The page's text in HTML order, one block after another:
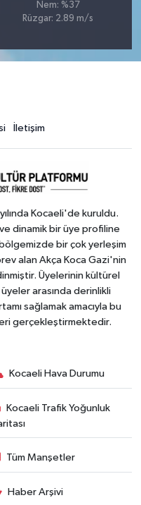
Nem: %37
Rüzgar: 2.89 m/s
İletişim
Kocaeli'de kuruldu.
dinamik bir üye profiline
bir çok yerleşim
alan Akça Koca Gazi'nin
Üyelerinin kültürel
arasında derinlikli
sağlamak amacıyla bu
gerçekleştirmektedir.
Kocaeli Hava Durumu
Kocaeli Trafik Yoğunluk
Tüm Manşetler
Haber Arşivi